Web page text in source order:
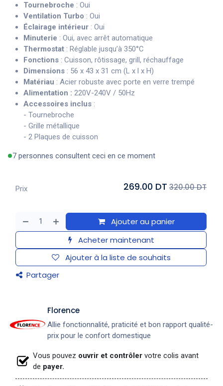
Tournebroche : Oui
Ventilation Turbo : Oui
Éclairage intérieur : Oui
Minuterie : Oui, avec arrêt automatique
Thermostat : Réglable jusqu’à 350°C
Fonctions : Cuisson, rôtissage, grill, réchauffage
Dimensions : 56 x 43 x 31 cm (L x l x H)
Matériau : Acier robuste avec porte en verre trempé
Alimentation : 220V-240V / 50Hz
Accessoires inclus :
- Tournebroche
- Grille métallique
- 2 Plaques de cuisson
7 personnes consultent ceci en ce moment
Ajouter au panier
Acheter maintenant
Ajouter à la liste de souhaits
Partager
Prix 269.00 DT 320.00 DT
​Florence
Allie fonctionnalité, praticité et bon rapport qualité-
prix pour le confort domestique
Vous pouvez ouvrir et contrôler votre colis avant
de payer.